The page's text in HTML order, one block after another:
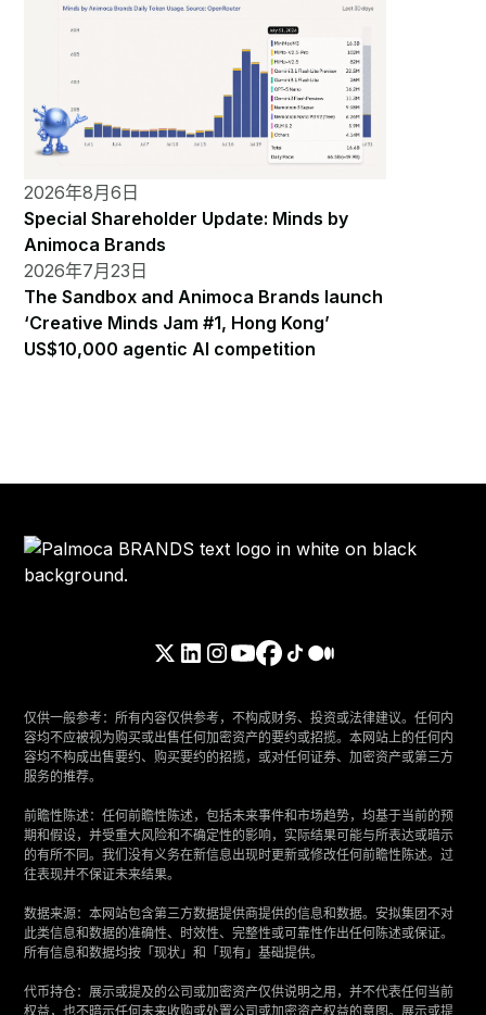
2026年8月6日
Special Shareholder Update: Minds by
Animoca Brands
2026年7月23日
The Sandbox and Animoca Brands launch
‘Creative Minds Jam #1, Hong Kong’
US$10,000 agentic AI competition
仅供一般参考：所有内容仅供参考，不构成财务、投资或法律建议。任何内
容均不应被视为购买或出售任何加密资产的要约或招揽。本网站上的任何内
容均不构成出售要约、购买要约的招揽，或对任何证券、加密资产或第三方
服务的推荐。
‍前瞻性陈述：任何前瞻性陈述，包括未来事件和市场趋势，均基于当前的预
期和假设，并受重大风险和不确定性的影响，实际结果可能与所表达或暗示
的有所不同。我们没有义务在新信息出现时更新或修改任何前瞻性陈述。过
往表现并不保证未来结果。
‍数据来源：本网站包含第三方数据提供商提供的信息和数据。安拟集团不对
此类信息和数据的准确性、时效性、完整性或可靠性作出任何陈述或保证。
所有信息和数据均按「现状」和「现有」基础提供。
‍代币持仓：展示或提及的公司或加密资产仅供说明之用，并不代表任何当前
权益，也不暗示任何未来收购或处置公司或加密资产权益的意图。展示或提